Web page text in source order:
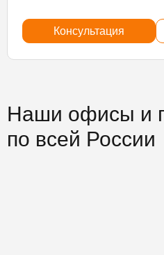
Консультация
Наши офисы и
по всей России